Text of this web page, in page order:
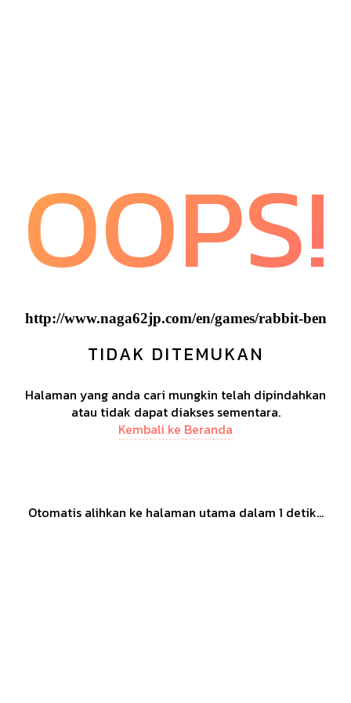
OOPS!
http://www.naga62jp.com/en/games/rabbit-ben
TIDAK DITEMUKAN
Halaman yang anda cari mungkin telah dipindahkan
atau tidak dapat diakses sementara.
Kembali ke Beranda
Otomatis alihkan ke halaman utama dalam 1 detik...